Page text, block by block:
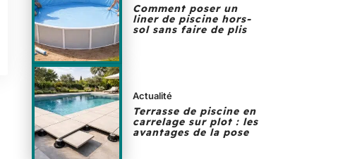
Comment poser un
liner de piscine hors-
sol sans faire de plis
Actualité
Terrasse de piscine en
carrelage sur plot : les
avantages de la pose